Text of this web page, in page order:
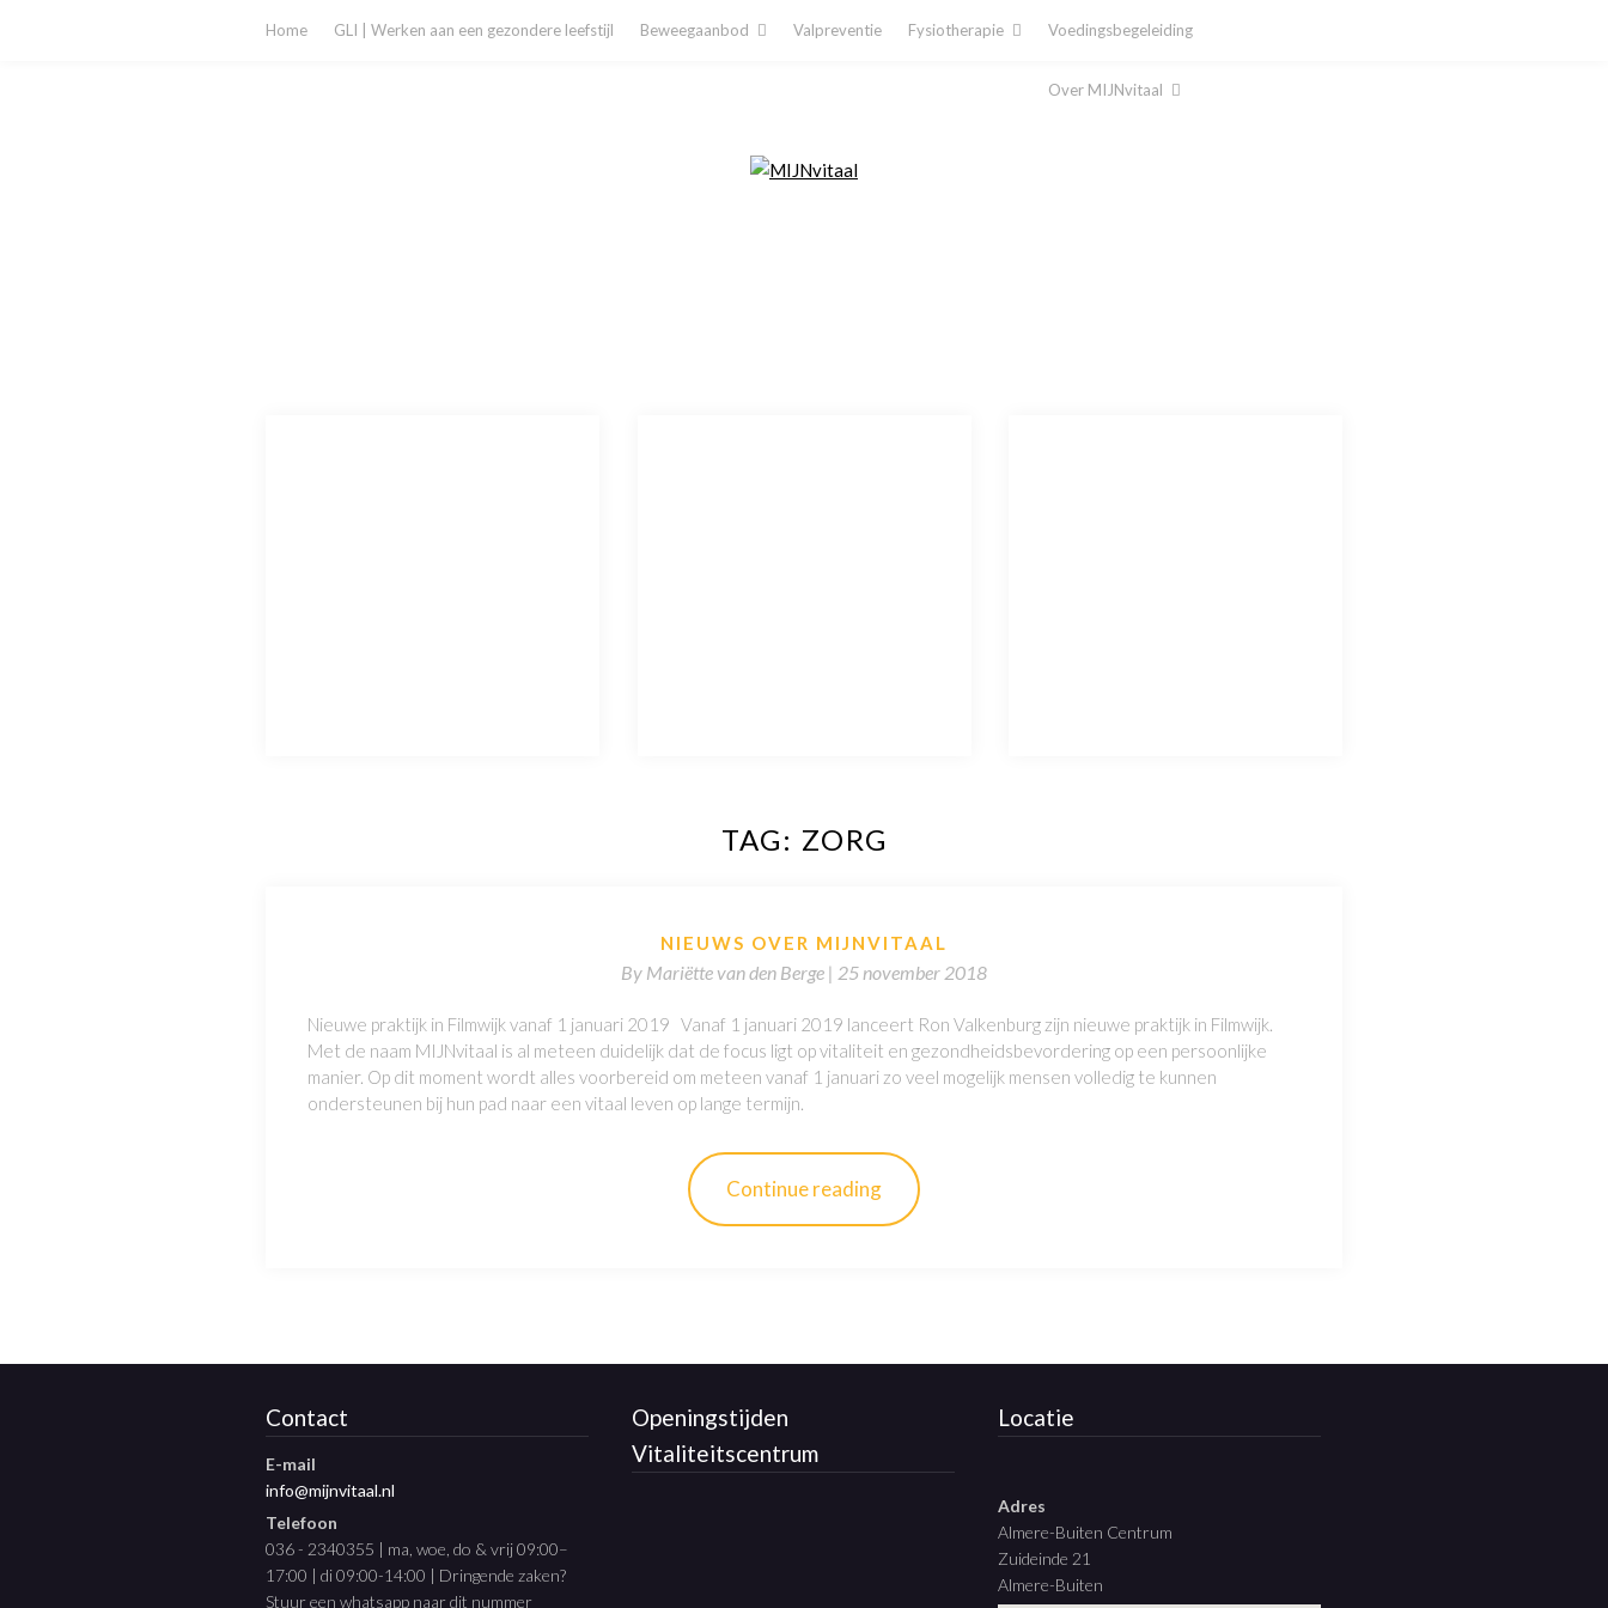
Home GLI | Werken aan een gezondere leefstijl Beweegaanbod Valpreventie Fysiotherapie Voedingsbegeleiding
Over MIJNvitaal
TAG: ZORG
NIEUWS OVER MIJNVITAAL
By Mariëtte van den Berge | 25 november 2018
Nieuwe praktijk in Filmwijk vanaf 1 januari 2019 Vanaf 1 januari 2019 lanceert Ron Valkenburg zijn nieuwe praktijk in Filmwijk.
Met de naam MIJNvitaal is al meteen duidelijk dat de focus ligt op vitaliteit en gezondheidsbevordering op een persoonlijke
manier. Op dit moment wordt alles voorbereid om meteen vanaf 1 januari zo veel mogelijk mensen volledig te kunnen
ondersteunen bij hun pad naar een vitaal leven op lange termijn.
Continue reading
Contact
E-mail
info@mijnvitaal.nl
Telefoon
036 - 2340355 | ma, woe, do & vrij 09:00–
17:00 | di 09:00-14:00 | Dringende zaken?
Stuur een whatsapp naar dit nummer
Openingstijden
Vitaliteitscentrum
Locatie
Adres
Almere-Buiten Centrum
Zuideinde 21
Almere-Buiten